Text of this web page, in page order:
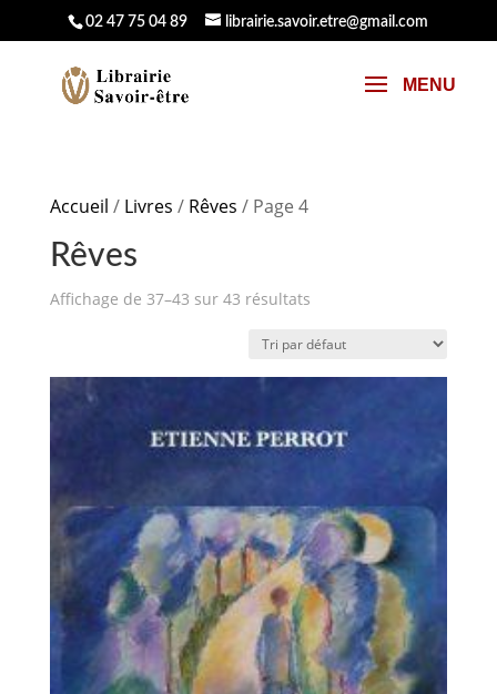
02 47 75 04 89 librairie.savoir.etre@gmail.com
Accueil / Livres / Rêves / Page 4
Rêves
Affichage de 37–43 sur 43 résultats